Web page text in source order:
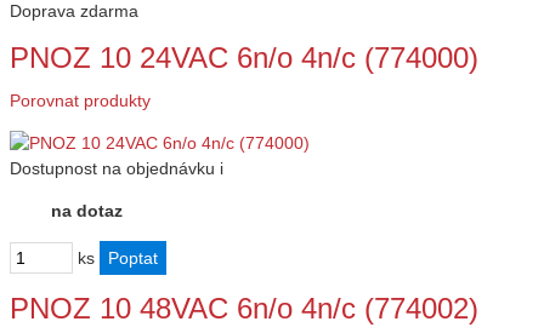
Doprava zdarma
PNOZ 10 24VAC 6n/o 4n/c (774000)
Porovnat produkty
Dostupnost na objednávku i
na dotaz
ks
PNOZ 10 48VAC 6n/o 4n/c (774002)